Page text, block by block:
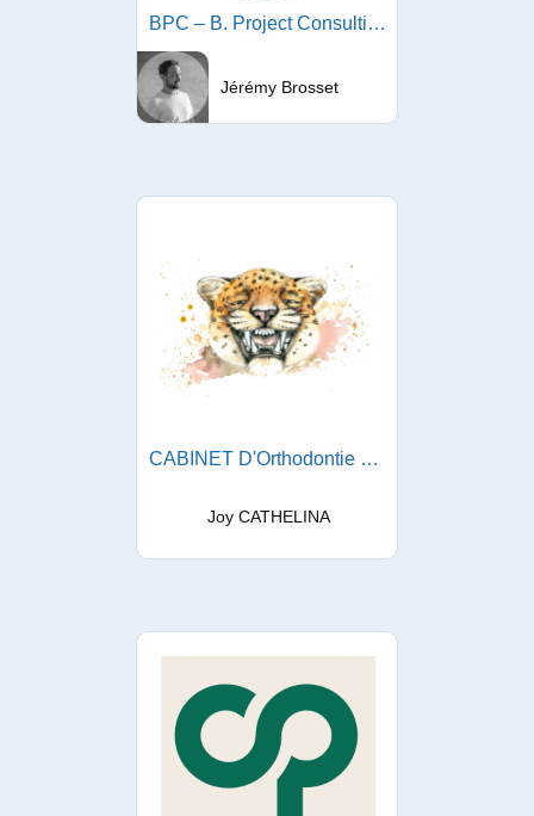
BPC – B. Project Consulting
Jérémy Brosset
CABINET D'Orthodontie du Dr Cathelina
Joy CATHELINA